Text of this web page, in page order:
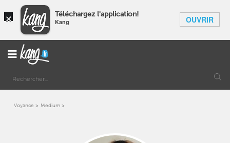
× Téléchargez l'application!
Kang OUVRIR
Voyance Medium